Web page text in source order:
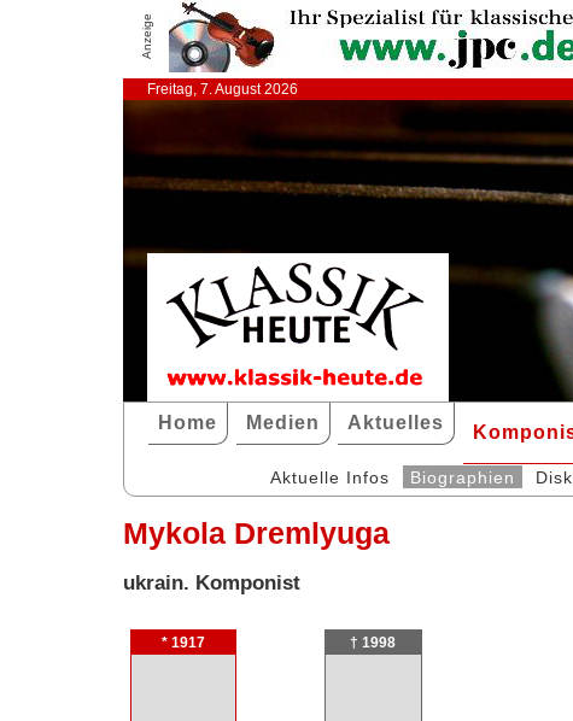
Anzeige
Freitag, 7. August 2026
Home Medien Aktuelles
Aktuelle Infos Biographien
Mykola Dremlyuga
ukrain. Komponist
* 1917 † 1998